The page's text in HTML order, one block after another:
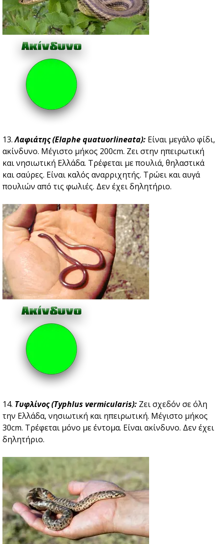
13.Λαφιάτης (Elaphe quatuorlineata): Είναι μεγάλο φίδι,
ακίνδυνο. Μέγιστο μήκος 200cm. Ζει στην ηπειρωτική
και νησιωτική Ελλάδα. Τρέφεται με πουλιά, θηλαστικά
και σαύρες. Είναι καλός αναρριχητής. Τρώει και αυγά
πουλιών από τις φωλιές. Δεν έχει δηλητήριο.
14. Τυφλίνος (Typhlus vermicularis): Ζει σχεδόν σε όλη
την Ελλάδα, νησιωτική και ηπειρωτική. Μέγιστο μήκος
30cm. Τρέφεται μόνο με έντομα. Είναι ακίνδυνο. Δεν έχει
δηλητήριο.